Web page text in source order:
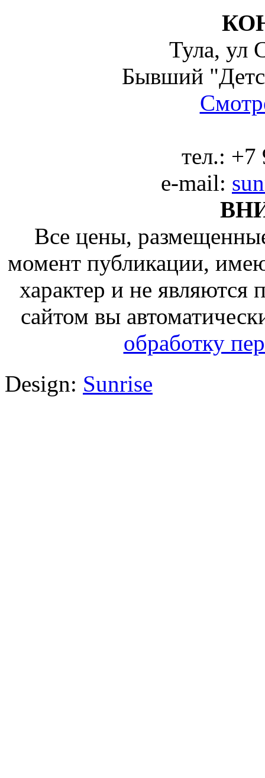
Тула, ул
Бывший
тел.: +7
e-mail:
Все цены,
момент публикации,
характер и не
сайтом вы
обработку
Design: Sunrise